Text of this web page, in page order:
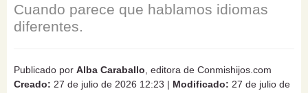
Cuando parece que hablamos idiomas
diferentes.
Publicado por Alba Caraballo , editora de Conmishijos.com
Creado: 27 de julio de 2026 12:23 | Modificado: 27 de julio de